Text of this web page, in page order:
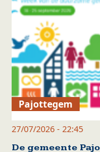
Pajottegem
27/07/2026 - 22:45
De gemeente